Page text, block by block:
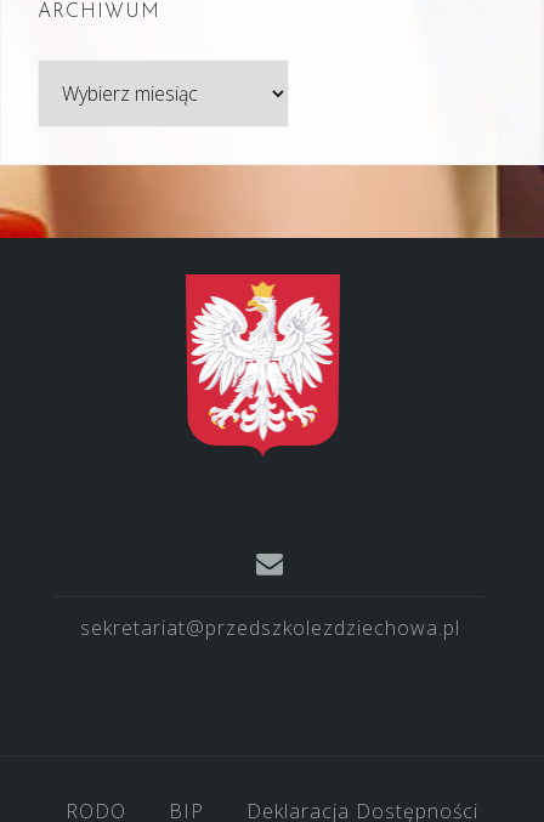
ARCHIWUM
sekretariat@przedszkolezdziechowa.pl
RODO BIP Deklaracja Dostępności